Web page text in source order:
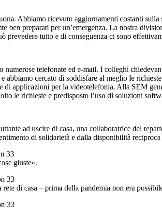
Abbiamo ricevuto aggiornamenti costanti
ben preparati per un’emergenza. La nostra
tutto e di conseguenza ci sono
telefonate ed e-mail. I colleghi
abbiamo cercato di soddisfare al meglio le
di applicazioni per la videotelefonia. Alla SEM
le richieste e predisposto l’uso di soluzioni
ad uscire di casa, una collaboratrice del
di solidarietà e dalla disponibilità
giuste».
di casa – prima della pandemia non era